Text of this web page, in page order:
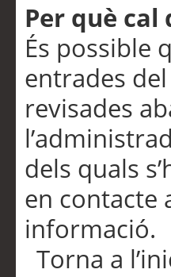
Per què
És possible
entrades
revisades
dels quals
en contacte
informació.
Torna a